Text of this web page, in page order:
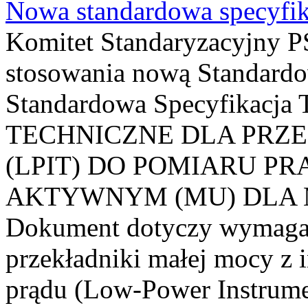
Nowa standardowa
Komitet Standaryzacyjny
stosowania nową
Standardowa
TECHNICZNE DLA
(LPIT) DO POMIARU
AKTYWNYM (MU) DLA
Dokument dotyczy
przekładniki małej mocy
prądu (Low-Power